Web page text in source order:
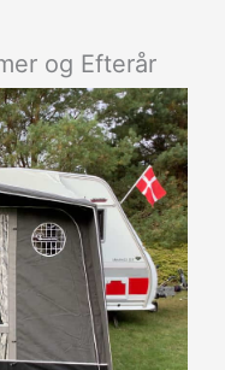
og Efterår